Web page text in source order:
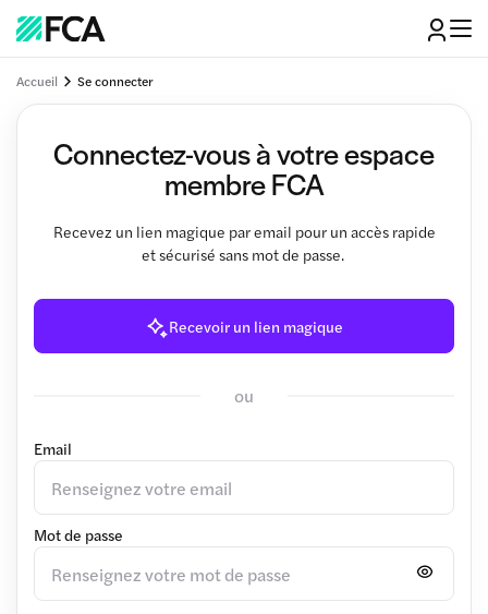
Accueil Se connecter
Connectez-vous à votre espace
membre FCA
Recevez un lien magique par email pour un accès rapide
et sécurisé sans mot de passe.
Recevoir un lien magique
ou
Email
Mot de passe